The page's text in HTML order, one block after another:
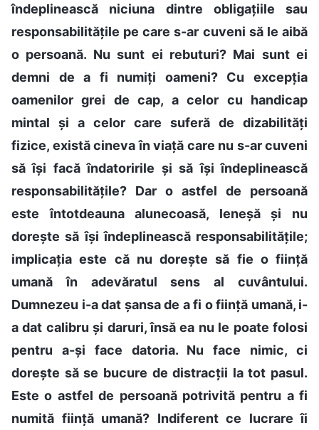
îndeplinească niciuna dintre obligațiile sau
responsabilitățile pe care s-ar cuveni să le aibă
o persoană. Nu sunt ei rebuturi? Mai sunt ei
demni de a fi numiți oameni? Cu excepția
oamenilor grei de cap, a celor cu handicap
mintal și a celor care suferă de dizabilități
fizice, există cineva în viață care nu s-ar cuveni
să își facă îndatoririle și să își îndeplinească
responsabilitățile? Dar o astfel de persoană
este întotdeauna alunecoasă, leneșă și nu
dorește să își îndeplinească responsabilitățile;
implicația este că nu dorește să fie o ființă
umană în adevăratul sens al cuvântului.
Dumnezeu i-a dat șansa de a fi o ființă umană, i-
a dat calibru și daruri, însă ea nu le poate folosi
pentru a-și face datoria. Nu face nimic, ci
dorește să se bucure de distracții la tot pasul.
Este o astfel de persoană potrivită pentru a fi
numită ființă umană? Indiferent ce lucrare îi